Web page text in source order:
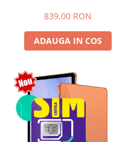
16, Unisoc T7250, 8300mAh,
SIM
839,00 RON
ADAUGA IN COS